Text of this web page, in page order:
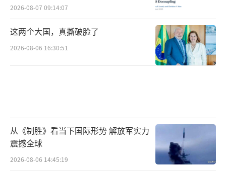
当前，英国政府在国际和国内面临双重压
力：一方面，斯塔默推动的“欧洲联合派
同时，美俄即将在沙特开启谈判，欧洲却被排
除在外，使得英国在国际博弈中的处境更加尴
尬。
2026-08-07 09:14:07
这两个大国，真撕破脸了
2026-08-06 16:30:51
从《制胜》看当下国际形势 解放军实力
震撼全球
2026-08-06 14:45:19